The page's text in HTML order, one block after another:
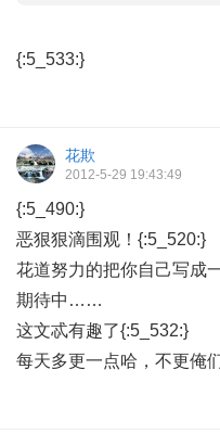
{:5_533:}
花欺
2012-5-29 19:43:49
{:5_490:}
恶狠狠滴围观！{:5_520:}
花道努力的把你自己写
期待中……
这文忒有趣了{:5_532:}
每天多更一点哈，不更俺